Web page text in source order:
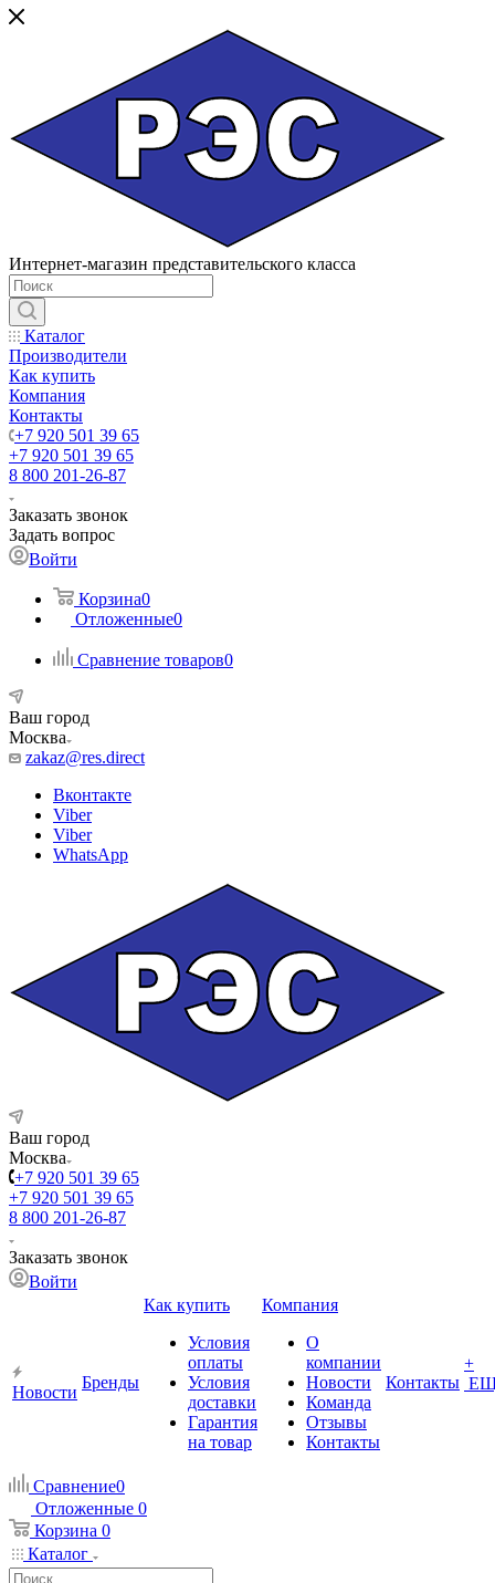
Интернет-магазин представительского класса
Каталог
Производители
Как купить
Компания
Контакты
+7 920 501 39 65
+7 920 501 39 65
8 800 201-26-87
Заказать звонок
Задать вопрос
Войти
Корзина0
Отложенные0
Сравнение товаров0
Ваш город
Москва
zakaz@res.direct
Вконтакте
Viber
Viber
WhatsApp
Ваш город
Москва
+7 920 501 39 65
+7 920 501 39 65
8 800 201-26-87
Заказать звонок
Войти
Новости
Бренды
Как купить
Условия
оплаты
Условия
доставки
Гарантия
на товар
Компания
О
компании
Новости
Команда
Отзывы
Контакты
Контакты
+
Сравнение0
Отложенные 0
Корзина 0
Каталог